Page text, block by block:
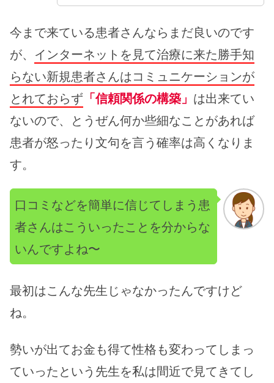
今まで来ている患者さんならまだ良いのです
が、 インターネットを見て治療に来た勝手知
らない新規患者さんはコミュニケーションが
とれておらず 「信頼関係の構築」 は出来てい
ないので、とうぜん何か些細なことがあれば
患者が怒ったり文句を言う確率は高くなりま
す。
口コミなどを簡単に信じてしまう患
者さんはこういったことを分からな
いんですよね〜
最初はこんな先生じゃなかったんですけど
ね。
勢いが出てお金も得て性格も変わってしまっ
ていったという先生を私は間近で見てきてし